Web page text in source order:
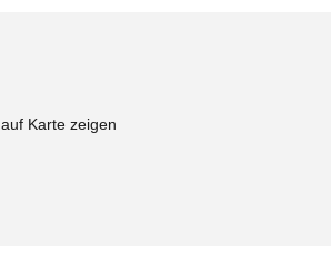
auf Karte zeigen